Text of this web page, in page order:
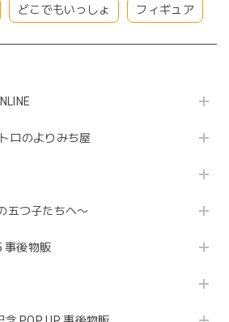
どこでもいっしょ フィギュア
トロのよりみち屋
五つ子たちへ〜
事後物販